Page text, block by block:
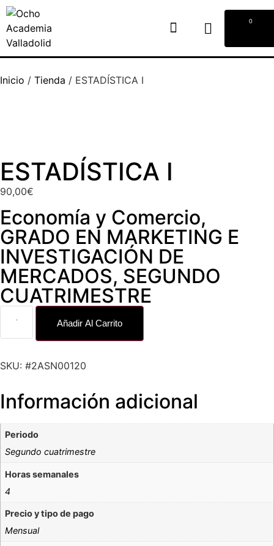
0
Inicio / Tienda / ESTADÍSTICA I
ESTADÍSTICA I
90,00€
Economía y Comercio,
GRADO EN MARKETING E
INVESTIGACIÓN DE
MERCADOS, SEGUNDO
CUATRIMESTRE
Añadir Al Carrito
SKU: #2ASN00120
Información adicional
Periodo
Segundo cuatrimestre
Horas semanales
4
Precio y tipo de pago
Mensual